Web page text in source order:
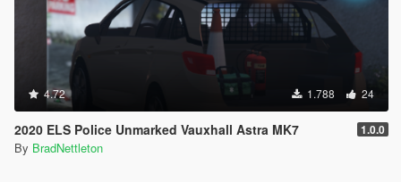
4.72 1.788 24
2020 ELS Police Unmarked Vauxhall Astra MK7 1.0.0
By BradNettleton